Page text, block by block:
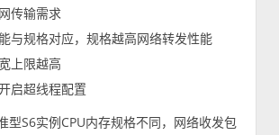
传输需求
与规格对应，规格越高网络转发性能
上限越高
启超线程配置
型S6实例CPU内存规格不同，网络收发包